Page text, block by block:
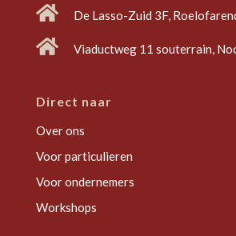
 De Lasso-Zuid 3F,
 Viaductweg 11 souterrain,
Direct naar
Over ons
Voor particulieren
Voor ondernemers
Workshops